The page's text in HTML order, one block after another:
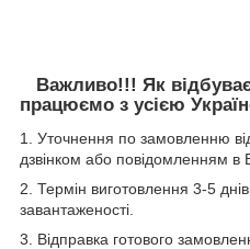
Важливо!!! Як
працюємо з усією
1. Уточнення по замовленню
дзвінком або повідомленням в
2. Термін виготовлення 3-5
завантаженості.
3. Відправка готового